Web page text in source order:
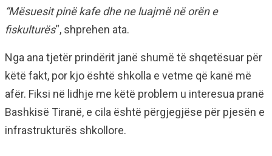
“Mësuesit pinë kafe dhe ne luajmë në orën e
fiskulturës“, shprehen ata.
Nga ana tjetër prindërit janë shumë të shqetësuar për
këtë fakt, por kjo është shkolla e vetme që kanë më
afër. Fiksi në lidhje me këtë problem u interesua pranë
Bashkisë Tiranë, e cila është përgjegjëse për pjesën e
infrastrukturës shkollore.